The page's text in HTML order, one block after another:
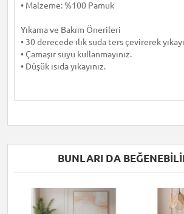
• Malzeme: %100 Pamuk
Yıkama ve Bakım Önerileri
• 30 derecede ılık suda ters çevirerek
• Çamaşır suyu kullanmayınız.
• Düşük ısıda yıkayınız.
BUNLARI DA